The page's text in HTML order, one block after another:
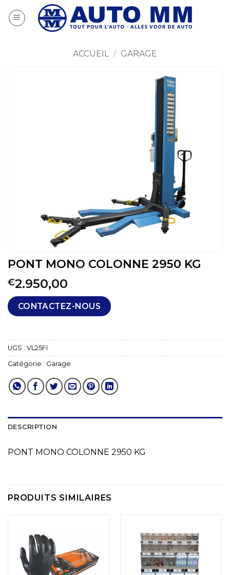
au
ACCUEIL / GARAGE
PONT MONO COLONNE 2950 KG
€2.950,00
CONTACTEZ-NOUS
UGS : VL25FI
Catégorie : Garage
DESCRIPTION
PONT MONO COLONNE 2950 KG
PRODUITS SIMILAIRES